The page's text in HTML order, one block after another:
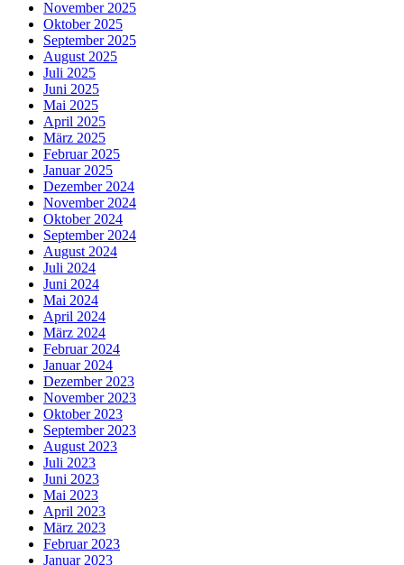
November 2025
Oktober 2025
September 2025
August 2025
Juli 2025
Juni 2025
Mai 2025
April 2025
März 2025
Februar 2025
Januar 2025
Dezember 2024
November 2024
Oktober 2024
September 2024
August 2024
Juli 2024
Juni 2024
Mai 2024
April 2024
März 2024
Februar 2024
Januar 2024
Dezember 2023
November 2023
Oktober 2023
September 2023
August 2023
Juli 2023
Juni 2023
Mai 2023
April 2023
März 2023
Februar 2023
Januar 2023